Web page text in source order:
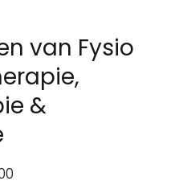
van Fysio
&